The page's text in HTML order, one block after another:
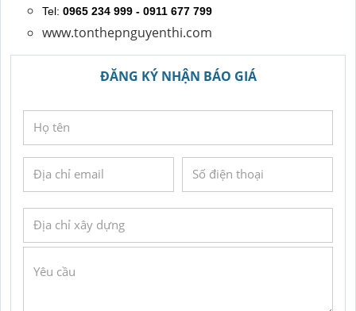
Tel: 0965 234 999 - 0911 677 799
www.tonthepnguyenthi.com
ĐĂNG KÝ NHẬN BÁO GIÁ